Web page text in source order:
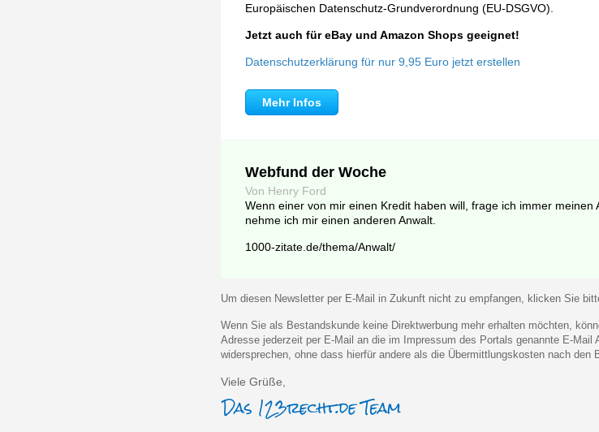
Europäischen Datenschutz-Grundverordnung (EU-DSGVO).
Jetzt auch für eBay und Amazon Shops geeignet!
Datenschutzerklärung für nur 9,95 Euro jetzt erstellen
Mehr Infos
Webfund der Woche
Von Henry Ford
Wenn einer von mir einen Kredit haben will, frage ich immer
nehme ich mir einen anderen Anwalt.
1000-zitate.de/thema/Anwalt/
Um diesen Newsletter per E-Mail in Zukunft nicht zu empfangen, klicken Sie
Wenn Sie als Bestandskunde keine Direktwerbung mehr erhalten möchten,
Adresse jederzeit per E-Mail an die im Impressum des Portals genannte E-Mail
widersprechen, ohne dass hierfür andere als die Übermittlungskosten nach den
Viele Grüße,